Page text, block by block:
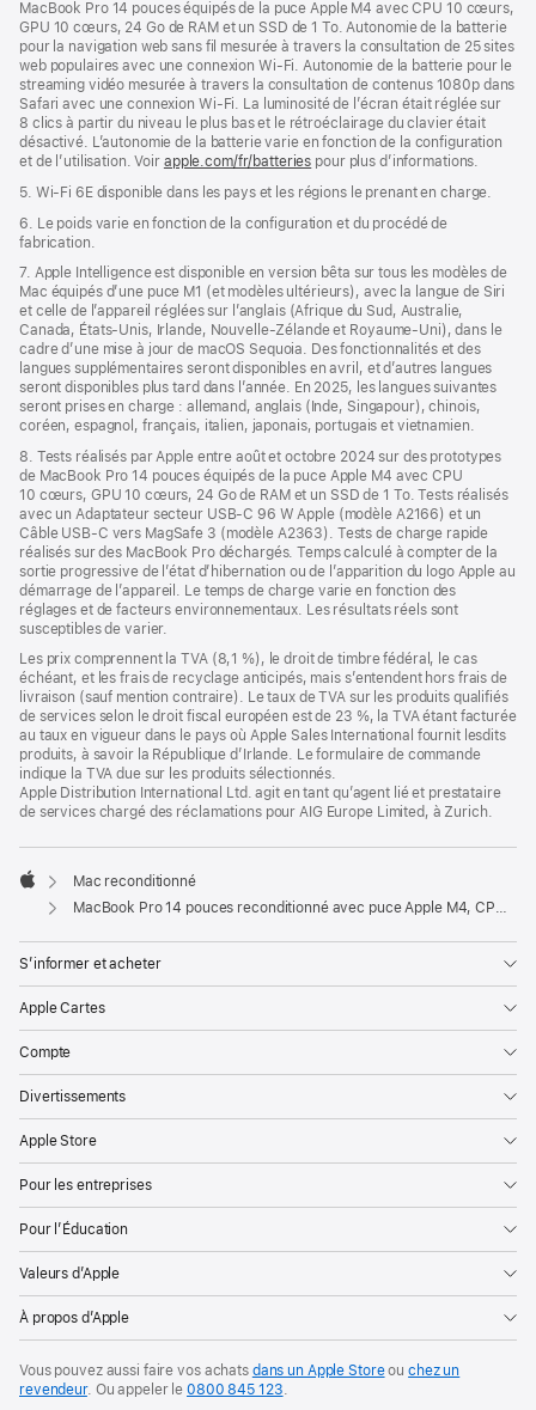
MacBook Pro 14 pouces équipés de la puce Apple M4 avec CPU 10 cœurs,
GPU 10 cœurs, 24 Go de RAM et un SSD de 1 To. Autonomie de la batterie
pour la navigation web sans fil mesurée à travers la consultation de 25 sites
web populaires avec une connexion Wi-Fi. Autonomie de la batterie pour le
streaming vidéo mesurée à travers la consultation de contenus 1080p dans
Safari avec une connexion Wi-Fi. La luminosité de l’écran était réglée sur
8 clics à partir du niveau le plus bas et le rétroéclairage du clavier était
désactivé. L’autonomie de la batterie varie en fonction de la configuration
et de l’utilisation. Voir apple.com/fr/batteries pour plus d’informations.
5. Wi-Fi 6E disponible dans les pays et les régions le prenant en charge.
6. Le poids varie en fonction de la configuration et du procédé de
fabrication.
7. Apple Intelligence est disponible en version bêta sur tous les modèles de
Mac équipés d’une puce M1 (et modèles ultérieurs), avec la langue de Siri
et celle de l’appareil réglées sur l’anglais (Afrique du Sud, Australie,
Canada, États-Unis, Irlande, Nouvelle-Zélande et Royaume-Uni), dans le
cadre d’une mise à jour de macOS Sequoia. Des fonctionnalités et des
langues supplémentaires seront disponibles en avril, et d’autres langues
seront disponibles plus tard dans l’année. En 2025, les langues suivantes
seront prises en charge : allemand, anglais (Inde, Singapour), chinois,
coréen, espagnol, français, italien, japonais, portugais et vietnamien.
8. Tests réalisés par Apple entre août et octobre 2024 sur des prototypes
de MacBook Pro 14 pouces équipés de la puce Apple M4 avec CPU
10 cœurs, GPU 10 cœurs, 24 Go de RAM et un SSD de 1 To. Tests réalisés
avec un Adaptateur secteur USB-C 96 W Apple (modèle A2166) et un
Câble USB-C vers MagSafe 3 (modèle A2363). Tests de charge rapide
réalisés sur des MacBook Pro déchargés. Temps calculé à compter de la
sortie progressive de l’état d’hibernation ou de l’apparition du logo Apple au
démarrage de l’appareil. Le temps de charge varie en fonction des
réglages et de facteurs environnementaux. Les résultats réels sont
susceptibles de varier.
Les prix comprennent la TVA (8,1 %), le droit de timbre fédéral, le cas
échéant, et les frais de recyclage anticipés, mais s’entendent hors frais de
livraison (sauf mention contraire). Le taux de TVA sur les produits qualifiés
de services selon le droit fiscal européen est de 23 %, la TVA étant facturée
au taux en vigueur dans le pays où Apple Sales International fournit lesdits
produits, à savoir la République d’Irlande. Le formulaire de commande
indique la TVA due sur les produits sélectionnés.
Apple Distribution International Ltd. agit en tant qu’agent lié et prestataire
de services chargé des réclamations pour AIG Europe Limited, à Zurich.
Apple
Mac reconditionné
MacBook Pro 14 pouces reconditionné avec puce Apple M4, CPU 10 cœurs, GPU 10 cœurs et écran nano-texturé - Noir sidéral
S’informer et acheter
Apple Cartes
Compte
Divertissements
Apple Store
Pour les entreprises
Pour l’Éducation
Valeurs d’Apple
À propos d’Apple
Vous pouvez aussi faire vos achats dans un Apple Storeouchez un
revendeur. Ouappeler le0800 845 123.